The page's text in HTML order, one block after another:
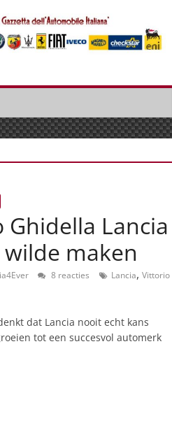
Ghidella Lancia
maken
8 reacties Lancia, Vittorio
dat Lancia nooit echt kans
tot een succesvol automerk